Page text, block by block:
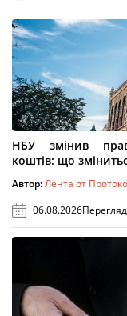
НБУ змінив
коштів: що
Автор:Лента от
06.08.2026